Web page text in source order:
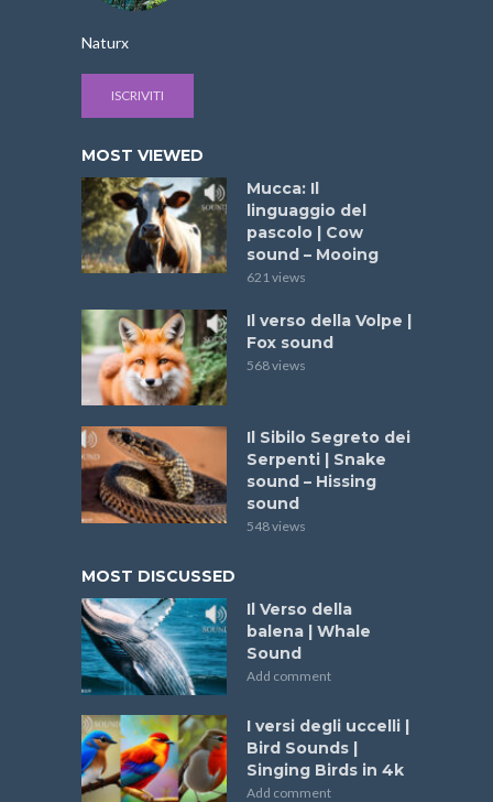
Naturx
ISCRIVITI
MOST VIEWED
Mucca: Il
linguaggio del
pascolo | Cow
sound – Mooing
621 views
Il verso della Volpe |
Fox sound
568 views
Il Sibilo Segreto dei
Serpenti | Snake
sound – Hissing
sound
548 views
MOST DISCUSSED
Il Verso della
balena | Whale
Sound
Add comment
I versi degli uccelli |
Bird Sounds |
Singing Birds in 4k
Add comment